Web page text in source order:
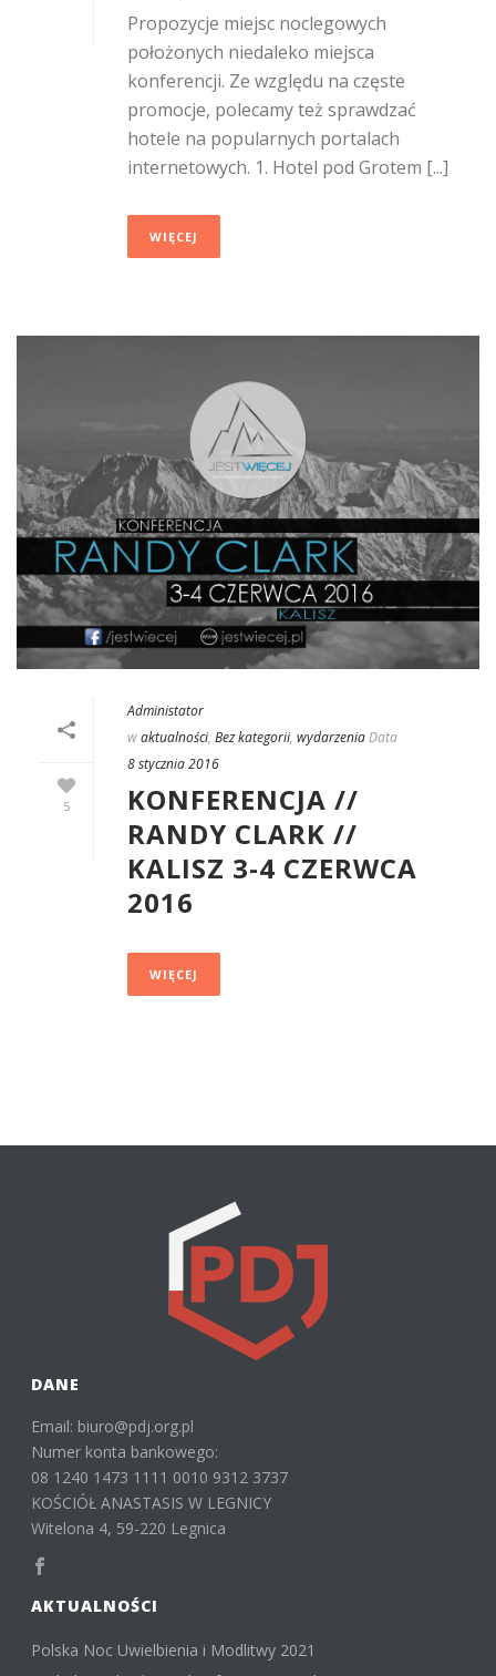
Propozycje miejsc noclegowych
położonych niedaleko miejsca
konferencji. Ze względu na częste
promocje, polecamy też sprawdzać
hotele na popularnych portalach
internetowych. 1. Hotel pod Grotem [...]
WIĘCEJ
5
Administator
waktualności, Bez kategorii, wydarzeniaData
8 stycznia 2016
KONFERENCJA //
RANDY CLARK //
KALISZ 3-4 CZERWCA
2016
WIĘCEJ
DANE
Email: biuro@pdj.org.pl
Numer konta bankowego:
08 1240 1473 1111 0010 9312 3737
KOŚCIÓŁ ANASTASIS W LEGNICY
Witelona 4, 59-220 Legnica
AKTUALNOŚCI
Polska Noc Uwielbienia i Modlitwy 2021